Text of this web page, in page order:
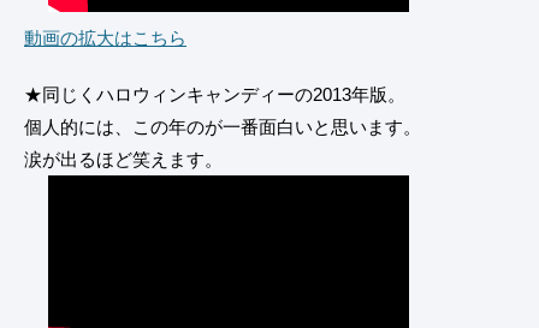
動画の拡大はこちら
★同じくハロウィンキャンディーの2013年版。
個人的には、この年のが一番面白いと思います。
涙が出るほど笑えます。